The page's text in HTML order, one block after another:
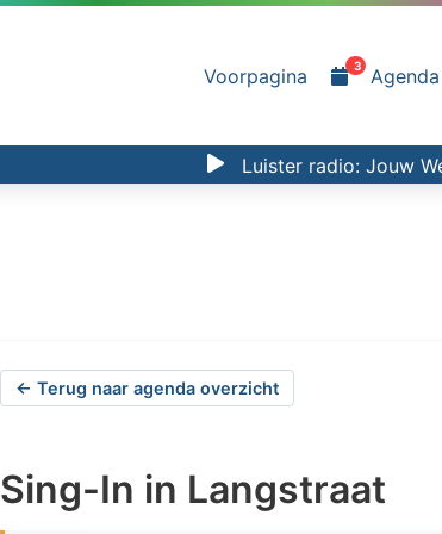
Voorpagina 3 Agenda
Luister radio: Jouw
← Terug naar agenda overzicht
Sing-In in Langstraat